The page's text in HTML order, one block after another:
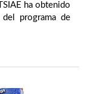
ha obtenido
programa de